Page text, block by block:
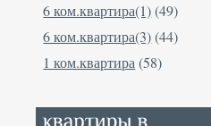
6 ком.квартира(1)(49)
6 ком.квартира(3)(44)
1 ком.квартира (58)